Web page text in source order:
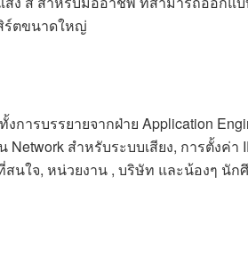
ร์ตขนาดใหญ่
การบรรยายจากฝ่าย Application
Network สำหรับระบบเสียง, การตั้งค่
สนใจ, หน่วยงาน , บริษัท และน้องๆ นั